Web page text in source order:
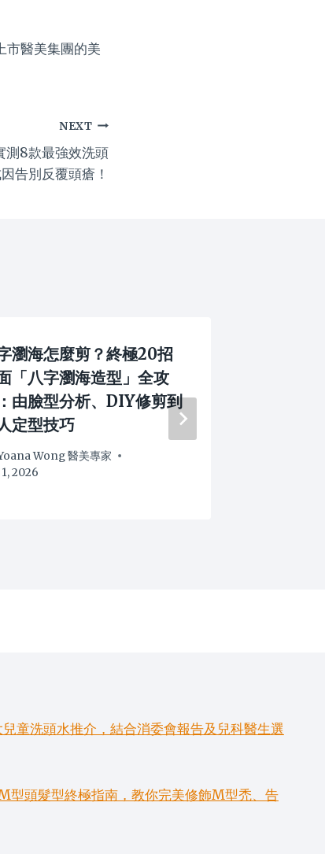
市醫美集團的美
NEXT
測8款最強效洗頭
告別反覆頭瘡！
瀏海怎麼剪？終極20招
「八字瀏海造型」全攻
由臉型分析、DIY修剪到
定型技巧
Wong 醫美專家
2026
童洗頭水推介，結合消委會報告及兒科醫生選
頭髮型終極指南，教你完美修飾M型禿、告